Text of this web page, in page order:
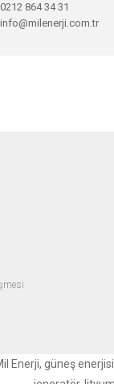
0212 864 34 31
info@milenerji.com.tr
Enerji, güneş